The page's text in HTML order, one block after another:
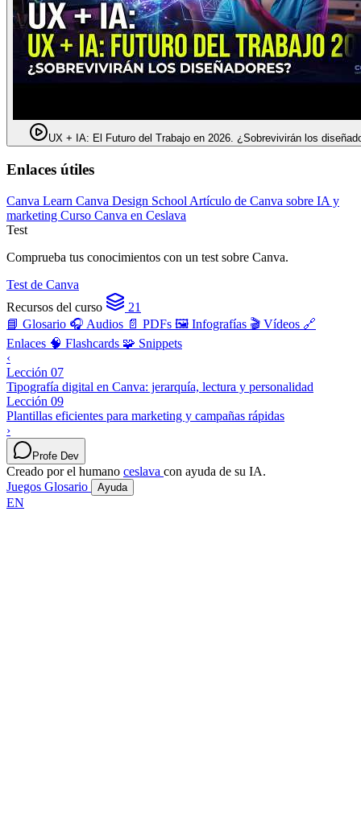
UX + IA: El Futuro del Trabajo en 2026. ¿Sobrevivirán los
Enlaces útiles
Canva Learn Canva Design School Artículo de Canva sobre IA y
marketing Curso Canva en Ceslava
Test
Comprueba tus conocimientos con un test sobre Canva.
Test de Canva
Recursos del curso
21
📘 Glosario 🎧 Audios 📄 PDFs 🖼️ Infografías 🎬 Vídeos 🔗
Enlaces 🧠 Flashcards 🧩 Snippets
‹
Lección 07
Tipografía digital en Canva: jerarquía, lectura y personalidad
Lección 09
Plantillas eficientes para marketing y campañas rápidas
›
Profe Dev
Creado por el humano ceslava con ayuda de su IA.
Juegos Glosario Ayuda
EN